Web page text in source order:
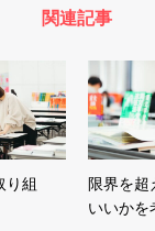
関連記事
り組
限界を超
いいかを